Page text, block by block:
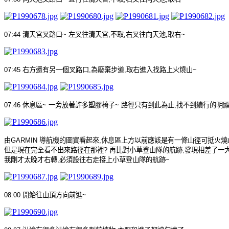
07:44 清天宮叉路口~ 左叉往清天宮 不取 右叉往向天池 取右~
07:45 右方還有另一個叉路口 為廢棄步道 取右進入找路上火燒山~
07:46 休息區~ 一旁放著許多塑膠椅子~ 路徑只有到此為止 找不到續行的明
由GARMIN 導航機的圖資看起來 休息區上方以前應該是有一條山徑可抵火燒
但是現在完全看不出來路徑在那裡? 再比對小草登山隊的航跡 發現相差了一
我剛才太晚才右轉 必須設往右走接上小草登山隊的航跡~
08:00 開始往山頂方向前進~